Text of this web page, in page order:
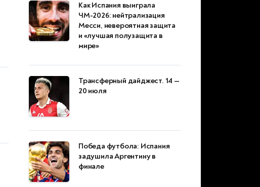
Как Испания выиграла
ЧМ-2026: нейтрализация
Месси, невероятная защита
и «лучшая полузащита в
мире»
Трансферный дайджест. 14 —
20 июля
Победа футбола: Испания
задушила Аргентину в
финале